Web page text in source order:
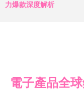
力爆款深度解析
電子產品全